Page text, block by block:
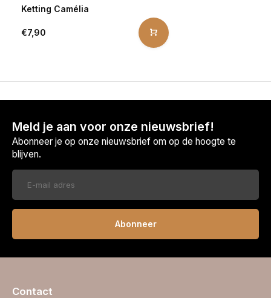
Ketting Camélia
€7,90
Meld je aan voor onze nieuwsbrief!
Abonneer je op onze nieuwsbrief om op de hoogte te
blijven.
Abonneer
Contact